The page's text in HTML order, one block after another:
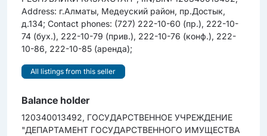
Address: г.Алматы, Медеуский район, пр.Достык,
д.134; Contact phones: (727) 222-10-60 (пр.), 222-10-
74 (бух.), 222-10-79 (прив.), 222-10-76 (конф.), 222-
10-86, 222-10-85 (аренда);
All listings from this seller
Balance holder
120340013492, ГОСУДАРСТВЕННОЕ УЧРЕЖДЕНИЕ
"ДЕПАРТАМЕНТ ГОСУДАРСТВЕННОГО ИМУЩЕСТВА